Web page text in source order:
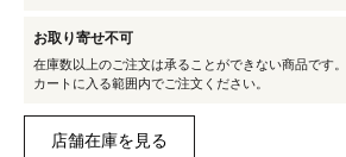
お取り寄せ不可
在庫数以上のご注文は承ることができない商品です。
カートに入る範囲内でご注文ください。